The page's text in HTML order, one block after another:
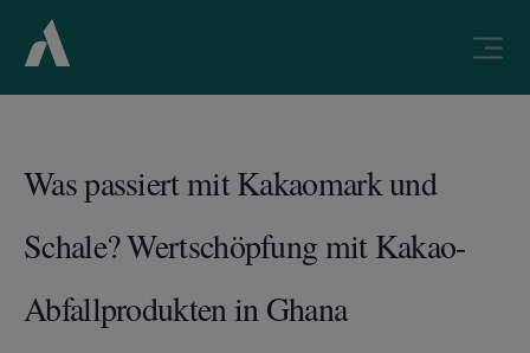
Was passiert mit Kakaomark und
Schale? Wertschöpfung mit Kakao-
Abfallprodukten in Ghana